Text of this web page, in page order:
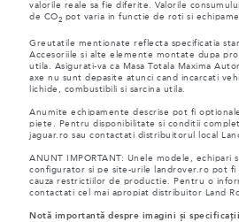
valorile reale sa fie diferite. Valorile
de CO2 pot varia in functie de roti si
Greutatile mentionate reflecta specificatia
Accesoriile si alte elemente montate dupa
utila. Asigurati-va ca Masa Totala Maxima
axe nu sunt depasite atunci cand incarcati
lichide, combustibili si sarcina utila.
Anumite echipamente descrise pot fi
piete. Pentru disponibilitate si conditii
jaguar.ro sau contactati distribuitorul local
ANUNT IMPORTANT: Unele modele, echipari
configurator si pe site-urile landrover.ro pot fi
cauza restrictiilor de productie. Pentru o
contactati cel mai apropiat distribuitor Land
Notă importantă despre imagini și